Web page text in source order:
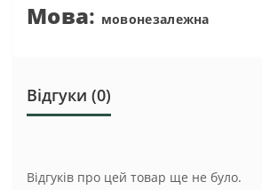
Мова: мовонезалежна
Відгуки (0)
Відгуків про цей товар ще не було.